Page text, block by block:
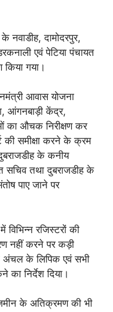
नवाडीह, दामोदरपुर,
एवं पेटिया पंचायत
गया।
आवास योजना
आंगनबाड़ी केंद्र,
का औचक निरीक्षण कर
की समीक्षा करने के क्रम
के कनीय
सचिव तथा दुबराजडीह के
पाए जाने पर
रजिस्टरों की
नहीं करने पर कड़ी
अंचल के लिपिक एवं सभी
का निर्देश दिया।
के अतिक्रमण की भी